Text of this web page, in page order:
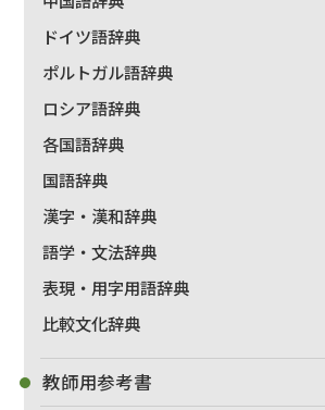
ドイツ語辞典
ポルトガル語辞典
ロシア語辞典
各国語辞典
国語辞典
漢字・漢和辞典
語学・文法辞典
表現・用字用語辞典
比較文化辞典
教師用参考書